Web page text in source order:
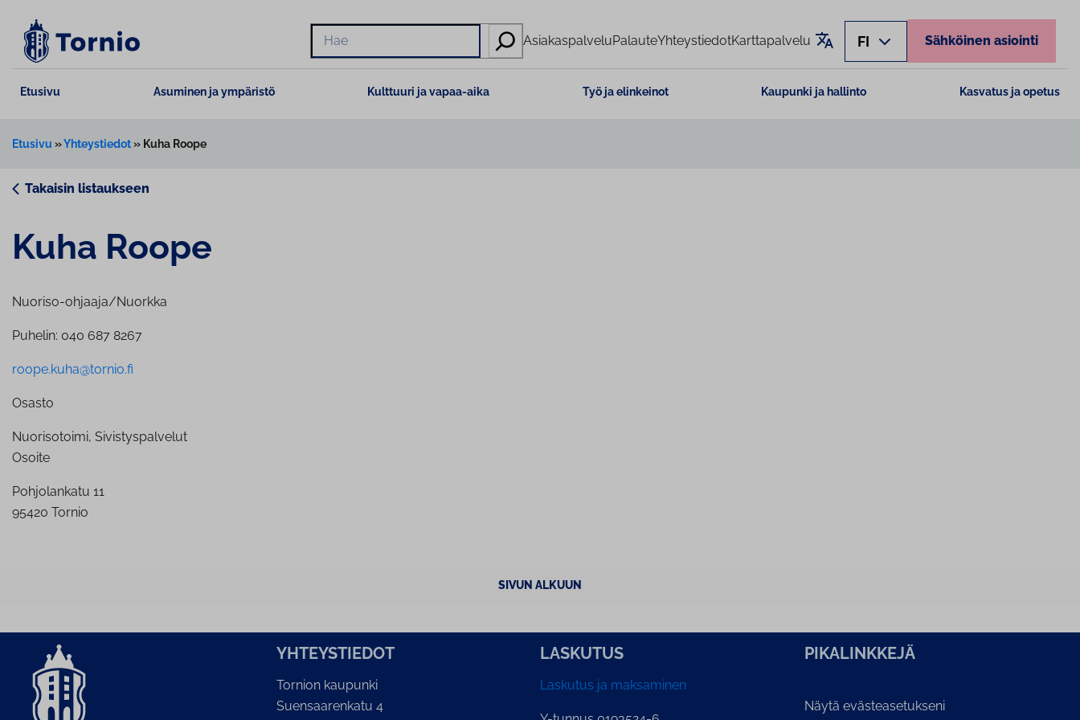
sisältöön
Hae
AsiakaspalveluPalauteYhteystiedotKarttapalvelu Käännä sivu
FI Sähköinen asiointi
Etusivu Asuminen ja ympäristö Kulttuuri ja vapaa-aika Työ ja elinkeinot Kaupunki ja hallinto Kasvatus ja opetus
Etusivu »Yhteystiedot» Kuha Roope
Takaisin listaukseen
Kuha Roope
Nuoriso-ohjaaja/Nuorkka
Puhelin: 040 687 8267
roope.kuha@tornio.fi
Osasto
Nuorisotoimi, Sivistyspalvelut
Osoite
Pohjolankatu 11
95420 Tornio
SIVUN ALKUUN
YH­TEYS­TIE­DOT
Tornion kaupunki
Suensaarenkatu 4
LASKUTUS
Laskutus ja maksaminen
PI­KA­LINK­KE­JÄ
Näytä evästeasetukseni